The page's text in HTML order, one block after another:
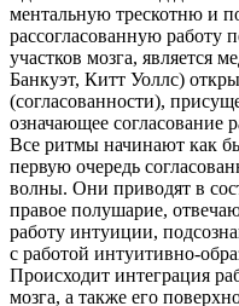
ментальную трескотню и
рассогласованную работу
участков мозга, является
Банкуэт, Китт Уоллс)
(согласованности),
означающее согласование
Все ритмы начинают как
первую очередь
волны. Они приводят в
правое полушарие,
работу интуиции,
с работой интуитивно-
Происходит интеграция
мозга, а также его